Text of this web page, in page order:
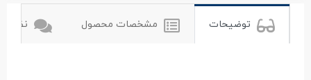
توضیحات مشخصات محصول نظرات